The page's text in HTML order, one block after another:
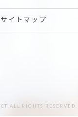
サイトマップ
ALL RIGHTS RESERVED.